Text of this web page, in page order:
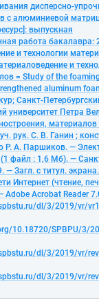
дисперсно-
с алюминиевой
выпускная
работа бакалавра:
и технологии
и
= Study of the
aluminum
Санкт-
университет Петра
материалов
рук. С. В. Ганин ;
Р. А. Паршиков. —
(1 файл : 1,6 Мб). —
— Загл. с титул.
Интернет (чтение,
Adobe Acrobat Reader
dl/3/2019/vr/
10.18720/SPBPU/3/
dl/3/2019/vr/
dl/3/2019/vr/